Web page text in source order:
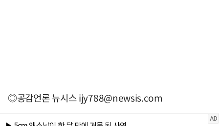
◎공감언론 뉴시스ijy788@newsis.com